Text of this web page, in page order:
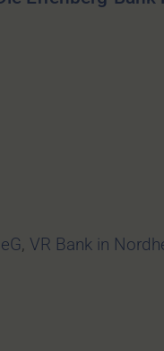
,VR Bank in